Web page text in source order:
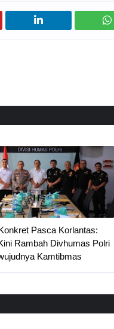
Pasca Korlantas:
Rambah Divhumas Polri
Kamtibmas